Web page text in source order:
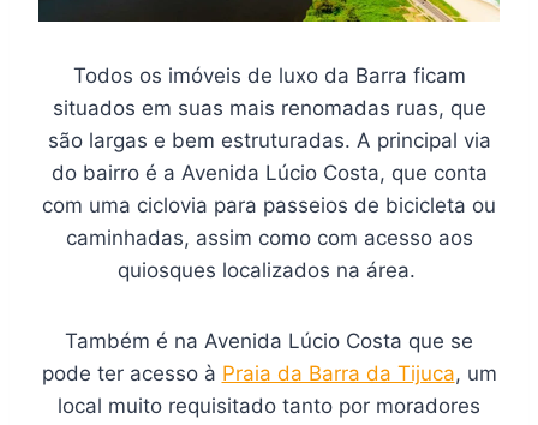
Todos os imóveis de luxo da Barra ficam
situados em suas mais renomadas ruas, que
são largas e bem estruturadas. A principal via
do bairro é a Avenida Lúcio Costa, que conta
com uma ciclovia para passeios de bicicleta ou
caminhadas, assim como com acesso aos
quiosques localizados na área.
Também é na Avenida Lúcio Costa que se
pode ter acesso à Praia da Barra da Tijuca, um
local muito requisitado tanto por moradores